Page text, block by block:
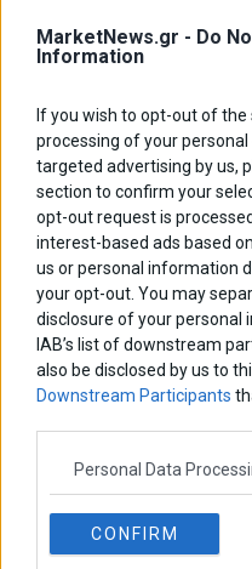
MarketNews.gr - Do
Information
If you wish to opt-out of
processing of your
targeted advertising by us,
section to confirm your
opt-out request is
interest-based ads based
us or personal information
your opt-out. You may
disclosure of your personal
IAB’s list of downstream
also be disclosed by us to
Downstream Participants
Personal Data
CONFIRM
Ελευθερία
Οι «τιμωροί»
Εύη Φραγκάκη
Η αληθινή παιδεία
Σταματίνα
Η βία κατά των
Δημήτρης